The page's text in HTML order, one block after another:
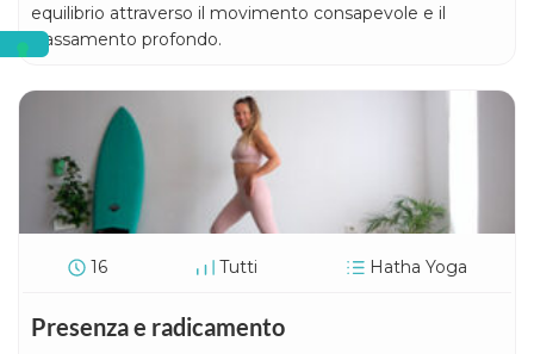
equilibrio attraverso il movimento consapevole e il
rilassamento profondo.
16 Tutti Hatha Yoga
Presenza e radicamento